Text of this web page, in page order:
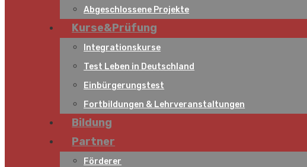
Abgeschlossene Projekte
Kurse&Prüfung
Integrationskurse
Test Leben in Deutschland
Einbürgerungstest
Fortbildungen & Lehrveranstaltungen
Bildung
Partner
Förderer